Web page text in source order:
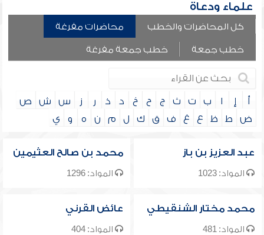
علماء ودعاة
كل المحاضرات والخطب محاضرات مفرغة
خطب جمعة خطب جمعة مفرغة
أ إ ا ب ت ث ج ح خ د ذ ر ز س ش
ص
ض
ط ظ ع غ ف ق ك ل م ن ه و ي
عبد العزيز بن باز
المواد: 1023
محمد بن صالح العثيمين
المواد: 1296
محمد مختار الشنقيطي
المواد: 481
عائض القرني
المواد: 404